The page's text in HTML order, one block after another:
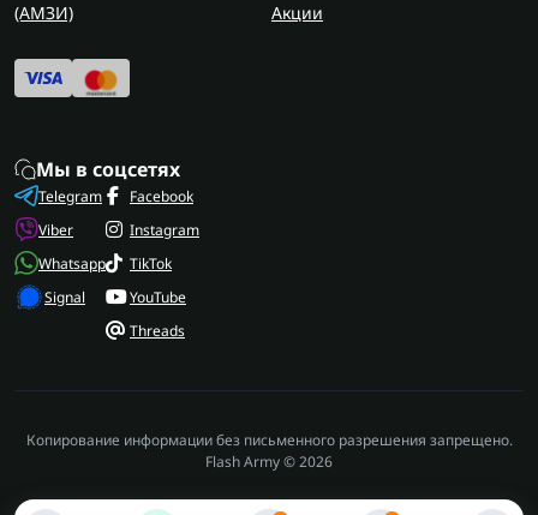
(AMЗИ)
Акции
Мы в соцсетях
Telegram
Viber
Whatsapp
Signal
Facebook
Instagram
TikTok
YouTube
Threads
Копирование информации без письменного разрешения запрещено.
Flash Army © 2026